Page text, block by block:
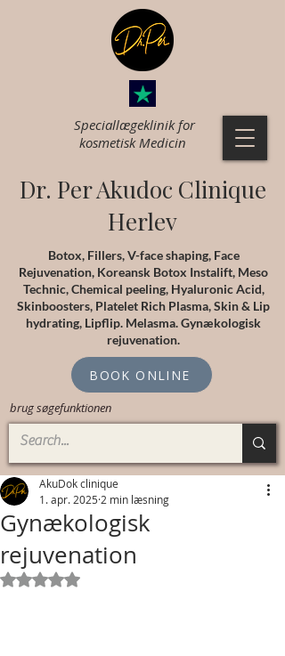
Speciallægeklinik for
kosmetisk Medicin
Dr. Per Akudoc Clinique
Herlev
Botox, Fillers, V-face shaping, Face
Rejuvenation, Koreansk Botox Instalift, Meso
Technic, Chemical peeling, Hyaluronic Acid,
Skinboosters, Platelet Rich Plasma, Skin & Lip
hydrating, Lipflip. Melasma. Gynækologisk
rejuvenation.
brug søgefunktionen
BOOK ONLINE
Gynækologisk
rejuvenation
AkuDok clinique
1. apr. 2025 2 min læsning
Bedømt til NaN ud af 5 stjerner.